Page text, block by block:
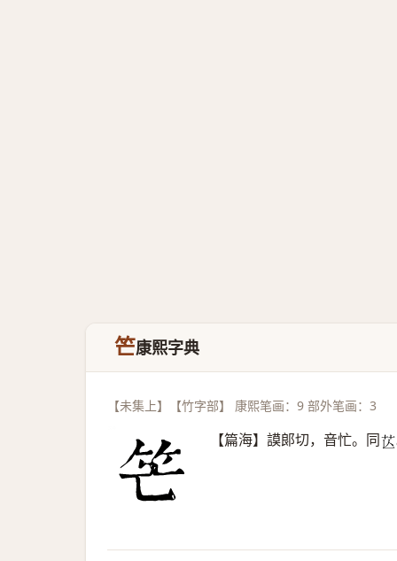
笀康熙字典
【未集上】【竹字部】 康熙笔画：9 部外笔画：3
【篇海】謨郞切，音忙。同𦬆